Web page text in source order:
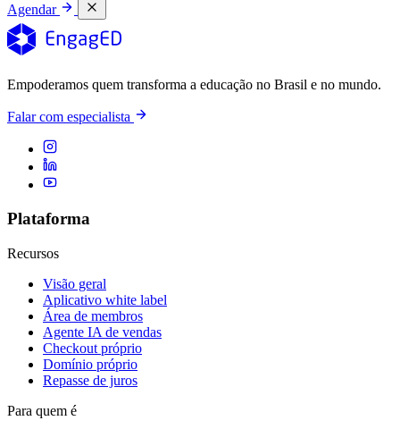
Agendar
Empoderamos quem transforma a educação no Brasil e no mundo.
Falar com especialista
Plataforma
Recursos
Visão geral
Aplicativo white label
Área de membros
Agente IA de vendas
Checkout próprio
Domínio próprio
Repasse de juros
Para quem é